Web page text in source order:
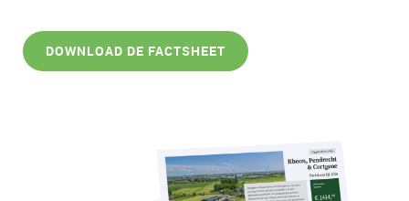
DOWNLOAD DE FACTSHEET